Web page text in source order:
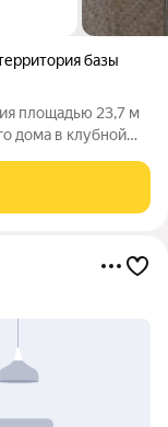
базы
площадью 23,7 м
дома в клубной
Выполнена